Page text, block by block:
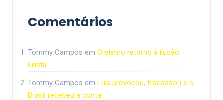
Comentários
Tommy Campos em O eterno retorno à ilusão
lulista
Tommy Campos em Lula provocou, fracassou e o
Brasil recebeu a conta